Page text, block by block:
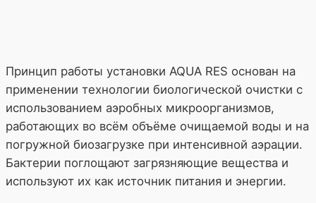
Принцип работы установки AQUA RES основан на
применении технологии биологической очистки с
использованием аэробных микроорганизмов,
работающих во всём объёме очищаемой воды и на
погружной биозагрузке при интенсивной аэрации.
Бактерии поглощают загрязняющие вещества и
используют их как источник питания и энергии.